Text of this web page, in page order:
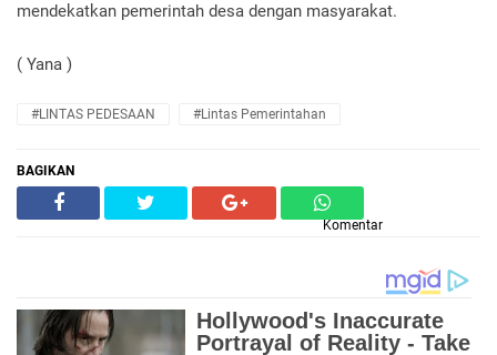
mendekatkan pemerintah desa dengan masyarakat.
( Yana )
#LINTAS PEDESAAN #Lintas Pemerintahan
BAGIKAN
Komentar